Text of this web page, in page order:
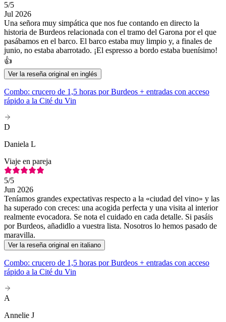
5/5
Jul 2026
Una señora muy simpática que nos fue contando en directo la
historia de Burdeos relacionada con el tramo del Garona por el que
pasábamos en el barco. El barco estaba muy limpio y, a finales de
junio, no estaba abarrotado. ¡El espresso a bordo estaba buenísimo!
👍
Ver la reseña original en inglés
Combo: crucero de 1,5 horas por Burdeos + entradas con acceso
rápido a la Cité du Vin
D
Daniela L
Viaje en pareja
5/5
Jun 2026
Teníamos grandes expectativas respecto a la «ciudad del vino» y las
ha superado con creces: una acogida perfecta y una visita al interior
realmente evocadora. Se nota el cuidado en cada detalle. Si pasáis
por Burdeos, añadidlo a vuestra lista. Nosotros lo hemos pasado de
maravilla.
Ver la reseña original en italiano
Combo: crucero de 1,5 horas por Burdeos + entradas con acceso
rápido a la Cité du Vin
A
Annelie J